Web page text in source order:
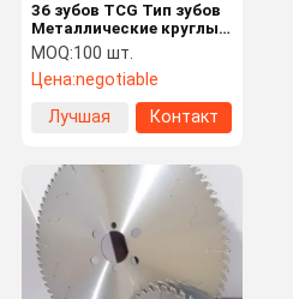
36 зубов TCG Тип зубов
Металлические круглые
лезвия пилы с чистой и
гладкой отделкой
MOQ:100 шт.
Цена:negotiable
Лучшая
Контакт